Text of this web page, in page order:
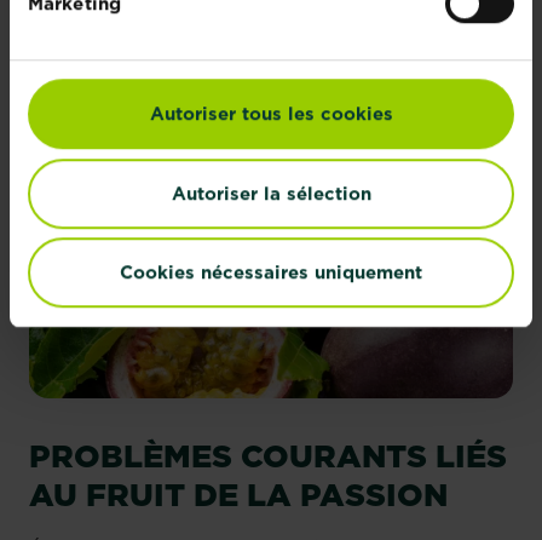
Autoriser tous les cookies
Autoriser la sélection
Cookies nécessaires uniquement
PROBLÈMES COURANTS LIÉS
AU FRUIT DE LA PASSION